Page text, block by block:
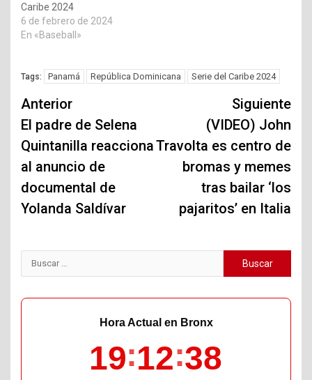
Caribe 2024
6 de febrero de 2024
En «Baseball»
Tags: Panamá República Dominicana Serie del Caribe 2024
Navegación
de
entradas
Anterior
El padre de Selena
Quintanilla reacciona
al anuncio de
documental de
Yolanda Saldívar
Siguiente
(VIDEO) John
Travolta es centro de
bromas y memes
tras bailar ‘los
pajaritos’ en Italia
Buscar:
Hora Actual en Bronx
19 12 39